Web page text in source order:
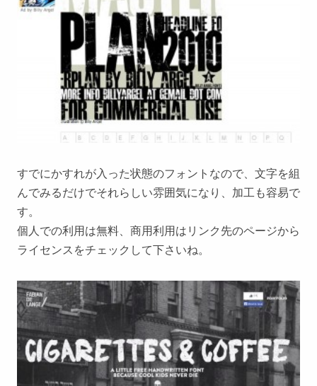
すでにかすれが入った状態のフォントなので、文字を組
んでみるだけでそれらしい雰囲気になり、加工も容易で
す。
個人での利用は無料、商用利用はリンク先のページから
ライセンスをチェックして下さいね。